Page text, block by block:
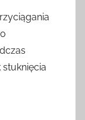
stuknięcia